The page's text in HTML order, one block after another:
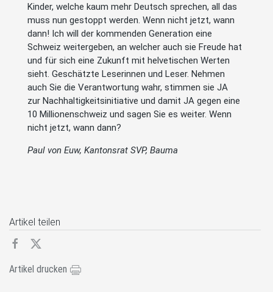
Kinder, welche kaum mehr Deutsch sprechen, all das
muss nun gestoppt werden. Wenn nicht jetzt, wann
dann! Ich will der kommenden Generation eine
Schweiz weitergeben, an welcher auch sie Freude hat
und für sich eine Zukunft mit helvetischen Werten
sieht. Geschätzte Leserinnen und Leser. Nehmen
auch Sie die Verantwortung wahr, stimmen sie JA
zur Nachhaltigkeitsinitiative und damit JA gegen eine
10 Millionenschweiz und sagen Sie es weiter. Wenn
nicht jetzt, wann dann?
Paul von Euw, Kantonsrat SVP, Bauma
Artikel teilen
Artikel drucken